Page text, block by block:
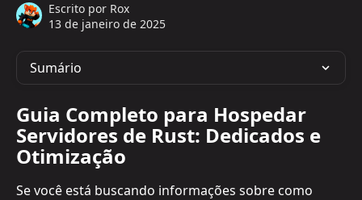
Escrito por Rox
13 de janeiro de 2025
Sumário
Guia Completo para Hospedar
Servidores de Rust: Dedicados e
Otimização
Se você está buscando informações sobre como